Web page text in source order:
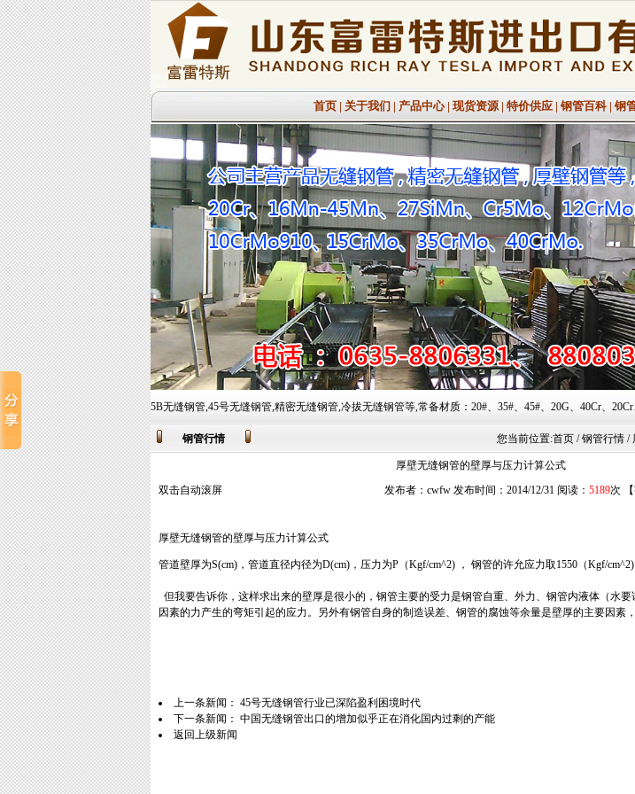
首页 | 关于我们 | 产品中心| 现货资源 | 特价供应 | 钢管百科| 钢
迎您的到来!主营业务有:Q345B无缝钢管,45号无缝钢管,精密无缝钢管,冷拔无缝钢管等,常备材质：20#、35#、45#、20G、40Cr、
钢管行情 您当前位置:首页 / 钢管行情 /
厚壁无缝钢管的壁厚与压力计算公式
双击自动滚屏
发布者：cwfw 发布时间：2014/12/31 阅读： 5189次
厚壁无缝钢管的壁厚与压力计算公式
管道壁厚为S(cm)，管道直径内径为D(cm)，压力为P（Kgf/cm^2) ， 钢管的许允应力取1550（Kgf/cm^2)
但我要告诉你，这样求出来的壁厚是很小的，钢管主要的受力是钢管自重、外力、钢管内液体（水
因素的力产生的弯矩引起的应力。另外有钢管自身的制造误差、钢管的腐蚀等余量是壁厚的主要因素
上一条新闻： 45号无缝钢管行业已深陷盈利困境时代
下一条新闻： 中国无缝钢管出口的增加似乎正在消化国内过剩的产能
返回上级新闻